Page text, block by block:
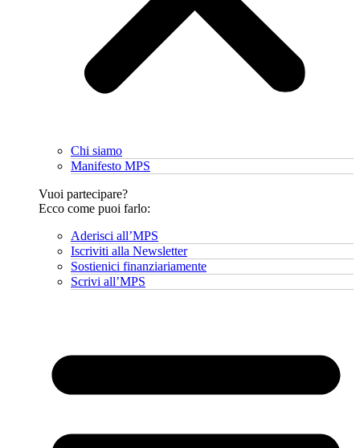
Chi siamo
Manifesto MPS
Vuoi partecipare?
Ecco come puoi farlo:
Aderisci all’MPS
Iscriviti alla Newsletter
Sostienici finanziariamente
Scrivi all’MPS